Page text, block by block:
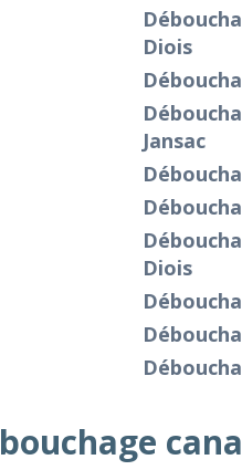
Diois
Jansac
Diois